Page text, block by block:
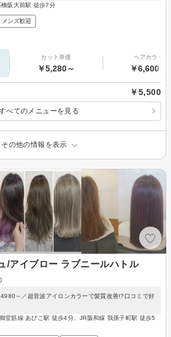
阪大前駅 徒歩7分
メンズ歓迎
カット単価
￥5,280～
ヘアカラー
￥6,600～
￥5,500
べてのメニューを見る
その他の情報を表示
/アイブロー ラブニールハトル
～／超音波アイロンカラーで髪質改善!?口コミで好
堂筋線 あびこ駅 徒歩4分、JR阪和線 我孫子町駅 徒歩5